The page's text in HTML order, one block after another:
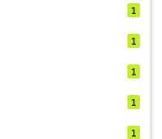
1
1
1
1
1